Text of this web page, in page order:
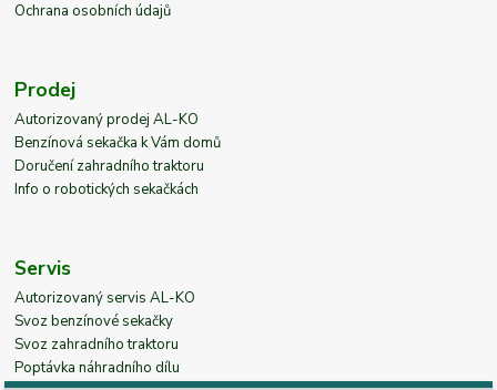
Ochrana osobních údajů
Prodej
Autorizovaný prodej AL-KO
Benzínová sekačka k Vám domů
Doručení zahradního traktoru
Info o robotických sekačkách
Servis
Autorizovaný servis AL-KO
Svoz benzínové sekačky
Svoz zahradního traktoru
Poptávka náhradního dílu